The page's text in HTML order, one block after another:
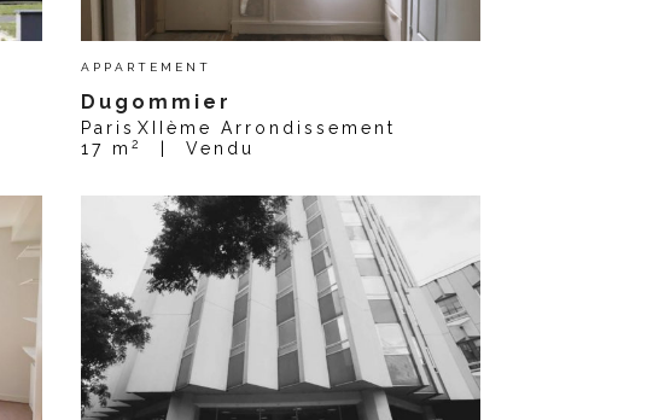
APPARTEMENT
Dugommier
Paris XIIème Arrondissement
17 m 2 Vendu